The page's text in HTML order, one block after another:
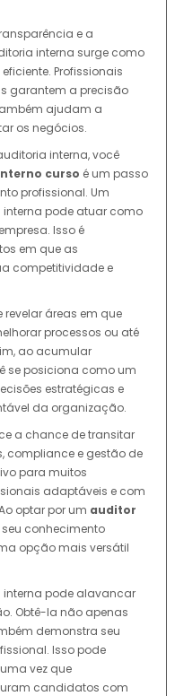
e a
interna surge como
Profissionais
garantem a precisão
ajudam a
os negócios.
interna, você
curso é um passo
profissional. Um
pode atuar como
Isso é
em que as
competitividade e
áreas em que
processos ou até
ao acumular
se posiciona como um
estratégicas e
da organização.
a chance de transitar
compliance e gestão de
para muitos
adaptáveis e com
optar por um auditor
conhecimento
opção mais versátil
pode alavancar
Obtê-la não apenas
demonstra seu
Isso pode
vez que
candidatos com